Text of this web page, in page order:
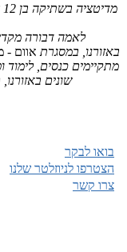
לאמה דבורה
באזורנו, במסגרת אוום -
מתקיימים כנסים, לימוד
שונים
בואו לבקר
הצטרפו לניוזלטר שלנו
צרו קשר